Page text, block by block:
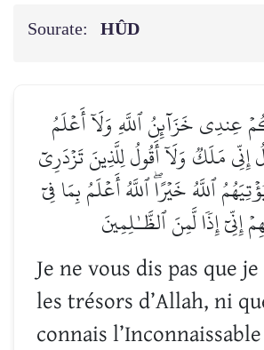
Sourate: HÛD
عِندِي خَزَآئِنُ ٱللَّهِ وَلَآ أَعۡلَمُ
إِنِّي مَلَكٞ وَلَآ أَقُولُ لِلَّذِينَ تَزۡدَرِيٓ
ٱللَّهُ خَيۡرًاۖ ٱللَّهُ أَعۡلَمُ بِمَا فِيٓ
إِنِّيٓ إِذٗا لَّمِنَ ٱلظَّـٰلِمِينَ
Je ne vous dis pas que je
les trésors d’Allah, ni
connais